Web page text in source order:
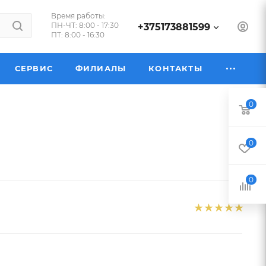
Время работы:
ПН-ЧТ: 8:00 - 17:30
ПТ: 8:00 - 16:30
+375173881599
СЕРВИС ФИЛИАЛЫ КОНТАКТЫ
0
0
0